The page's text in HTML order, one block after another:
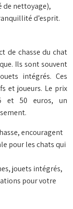
de nettoyage),
d’esprit.
de chasse du chat
Ils sont souvent
intégrés. Ces
et joueurs. Le prix
et 50 euros, un
encouragent
pour les chats qui
jouets intégrés,
pour votre